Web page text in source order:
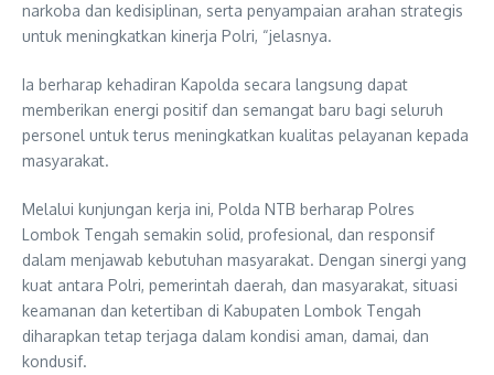
narkoba dan kedisiplinan, serta penyampaian arahan strategis
untuk meningkatkan kinerja Polri, “jelasnya.
Ia berharap kehadiran Kapolda secara langsung dapat
memberikan energi positif dan semangat baru bagi seluruh
personel untuk terus meningkatkan kualitas pelayanan kepada
masyarakat.
Melalui kunjungan kerja ini, Polda NTB berharap Polres
Lombok Tengah semakin solid, profesional, dan responsif
dalam menjawab kebutuhan masyarakat. Dengan sinergi yang
kuat antara Polri, pemerintah daerah, dan masyarakat, situasi
keamanan dan ketertiban di Kabupaten Lombok Tengah
diharapkan tetap terjaga dalam kondisi aman, damai, dan
kondusif.